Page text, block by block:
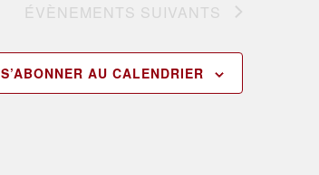
ÉVÈNEMENTS SUIVANTS
S’ABONNER AU CALENDRIER